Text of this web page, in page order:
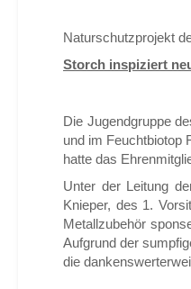
Naturschutzprojekt
Storch inspiziert
Die Jugendgruppe
und im Feuchtbiotop
hatte das
Unter der Leitung
Knieper, des 1.
Metallzubehör
Aufgrund der
die